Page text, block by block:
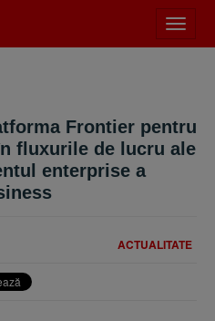
meniu
Frontier pentru
fluxurile de lucru ale
enterprise a
ACTUALITATE